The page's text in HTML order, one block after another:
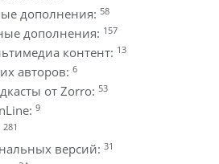
дополнения: 58
дополнения: 157
контент: 13
авторов: 6
от Zorro: 53
9
281
версий: 31